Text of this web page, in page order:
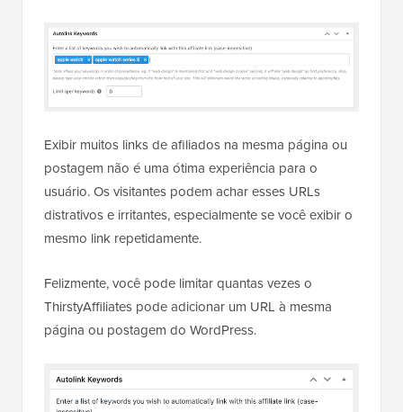
Exibir muitos links de afiliados na mesma página ou
postagem não é uma ótima experiência para o
usuário. Os visitantes podem achar esses URLs
distrativos e irritantes, especialmente se você exibir o
mesmo link repetidamente.
Felizmente, você pode limitar quantas vezes o
ThirstyAffiliates pode adicionar um URL à mesma
página ou postagem do WordPress.